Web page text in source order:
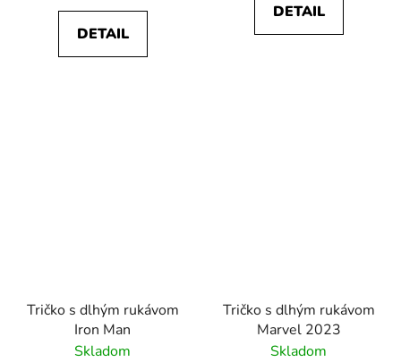
DETAIL
DETAIL
Tričko s dlhým rukávom
Iron Man
Skladom
Tričko s dlhým rukávom
Marvel 2023
Skladom